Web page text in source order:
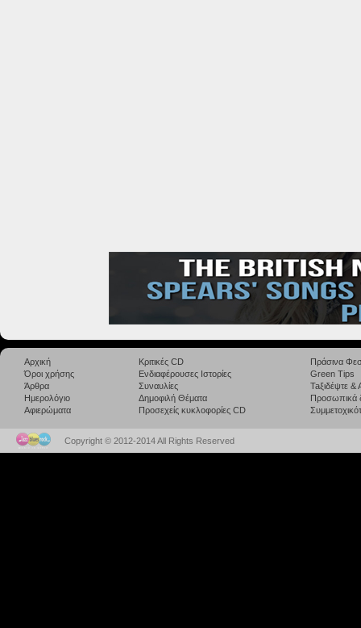
Αρχική
Όροι χρήσης
Άρθρα
Ημερολόγιο
Αφιερώματα
Κριτικές CD
Ενδιαφέρουσες Ιστορίες
Συναυλίες
Δημοφιλή Θέματα
Προσεχείς κυκλοφορίες CD
Πράσινα
Green Tips
Taξιδέψτε
Προσωπικά
Copyright © 2012-2014 All Rights Reserved